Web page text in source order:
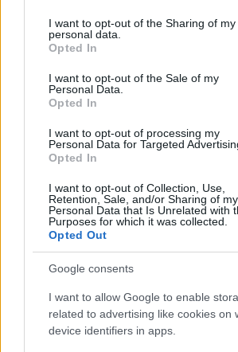
not limited to your visit or usage
grant or deny consent to Google and its
use your data for below specified
consent section.
I want to opt-out of the Sharing of my
personal data.
Opted In
I want to opt-out of the Sale of my
Personal Data.
Opted In
I want to opt-out of processing my
Personal Data for Targeted
Opted In
I want to opt-out of Collection, Use,
Retention, Sale, and/or Sharing of my
Personal Data that Is Unrelated with
Purposes for which it was collected.
Opted Out
Google consents
I want to allow Google to enable
related to advertising like cookies on
device identifiers in apps.
Ar šo zodiaka zīmju
nestrīdēties: viņi vienmēr
Astroloģe
cilvēkiem
atklājas, par ko viņiem ir
nesaskaņas
“Man pat neomulīgi palika!”
mežā uziet ļoti biedējošu
Ārstinosauc četrus augļus
pēc 45 gadu vecuma
Atcelt